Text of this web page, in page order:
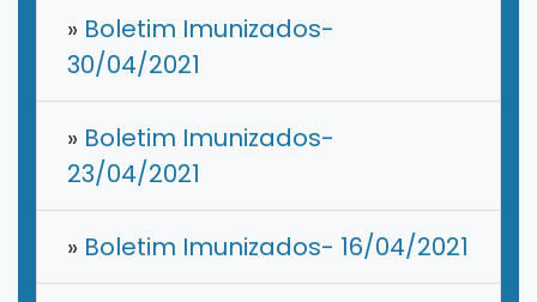
» Boletim Imunizados-
30/04/2021
» Boletim Imunizados-
23/04/2021
» Boletim Imunizados- 16/04/2021